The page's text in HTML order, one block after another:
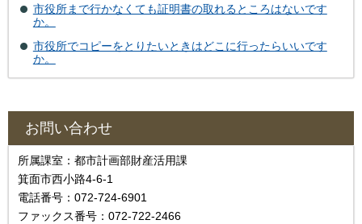
市役所まで行かなくても証明書の取れるところはないです
か。
市役所でコピーをとりたいときはどこに行ったらいいです
か。
お問い合わせ
所属課室：都市計画部財産活用課
箕面市西小路4-6-1
電話番号：072-724-6901
ファックス番号：072-722-2466